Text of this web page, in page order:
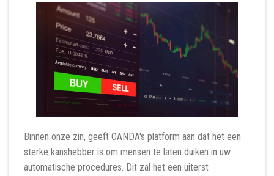
Binnen onze zin, geeft OANDA's platform aan dat het een
sterke kanshebber is om mensen te laten duiken in uw
automatische procedures. Dit zal het een uiterst